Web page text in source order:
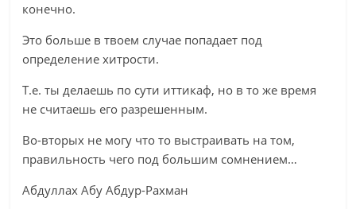
конечно.
Это больше в твоем случае попадает под
определение хитрости.
Т.е. ты делаешь по сути иттикаф, но в то же время
не считаешь его разрешенным.
Во-вторых не могу что то выстраивать на том,
правильность чего под большим сомнением…
Абдуллах Абу Абдур-Рахман